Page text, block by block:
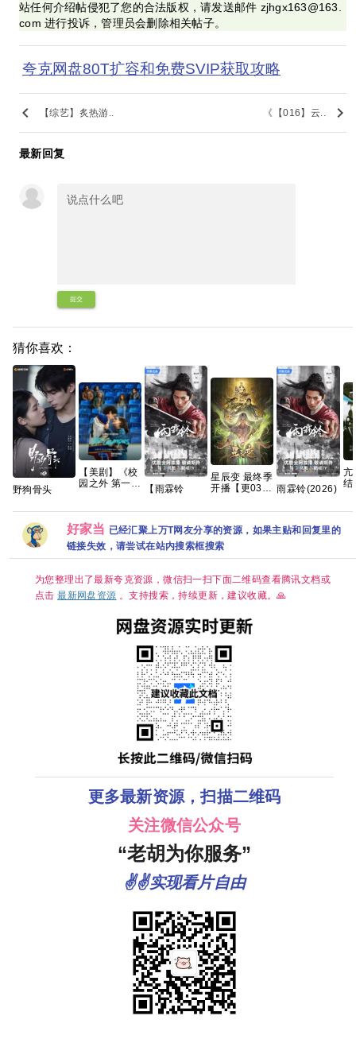
站任何介绍帖侵犯了您的合法版权，请发送邮件 zjhgx163@163.
com 进行投诉，管理员会删除相关帖子。
夸克网盘80T扩容和免费SVIP获取攻略
keyboard_arrow_left 【综艺】炙热游.. 《【016】云.. keyboard_arrow_right
最新回复
提交
猜你喜欢：
野狗骨头
国语中字
1080P高清资
源分享
【美剧】《校
园之外 第一季
幕】【夸克】
【雨霖铃
集持续更新】
【1080P高
码】【国语中
字】【单
集/1G】【大
侠 / 古装】
【主演: 杨洋 /
章若楠 / 方逸
星辰变 最终季
开播【更03
字】
雨霖铃(2026)
[4k+1080P]
[国语中字]
[1.5GB集]
亢
结
😍
好家当 已经汇聚上万T网友分享的资源，如果主贴和回复里的
链接失效，请尝试在站内搜索框搜索
为您整理出了最新夸克资源，微信扫一扫下面二维码查看腾讯文档或
点击最新网盘资源 。支持搜索，持续更新，建议收藏。🙏
更多最新资源，扫描二维码
关注微信公众号
“老胡为你服务”
✌✌实现看片自由